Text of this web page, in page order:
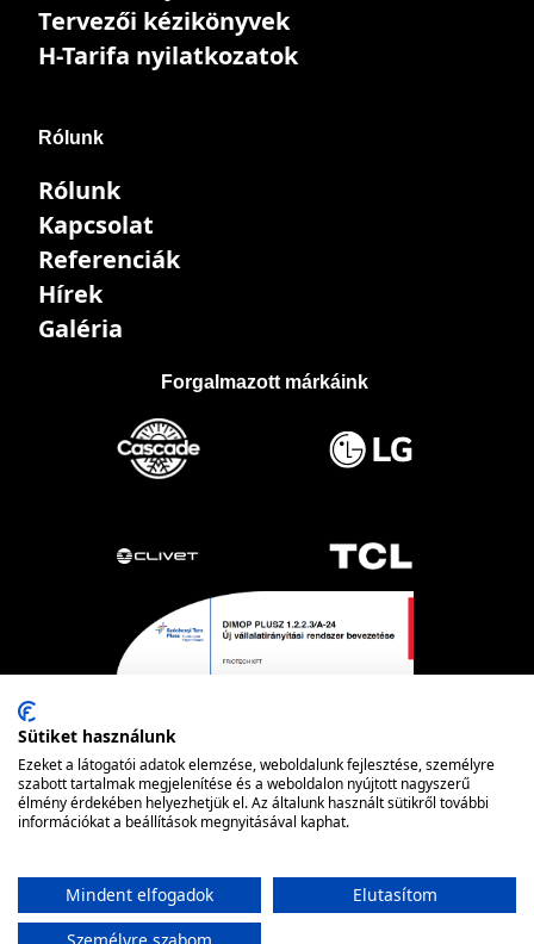
Tervezői kézikönyvek
H-Tarifa nyilatkozatok
Rólunk
Rólunk
Kapcsolat
Referenciák
Hírek
Galéria
Forgalmazott márkáink
Powered by nopCommerce
Sütiket használunk
Ezeket a látogatói adatok elemzése, weboldalunk fejlesztése, személyre
szabott tartalmak megjelenítése és a weboldalon nyújtott nagyszerű
élmény érdekében helyezhetjük el. Az általunk használt sütikről további
információkat a beállítások megnyitásával kaphat.
Mindent elfogadok
Elutasítom